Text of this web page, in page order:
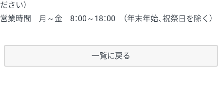
ださい）
営業時間 月～金 8：00～18：00 （年末年始、祝祭日を除く）
一覧に戻る